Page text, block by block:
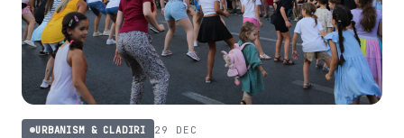
URBANISM & CLADIRI 29 DEC